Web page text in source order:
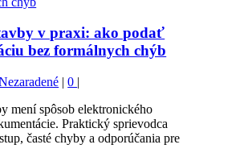
v praxi: ako podať
bez formálnych chýb
|0 |
mení spôsob elektronického
Praktický sprievodca
časté chyby a odporúčania pre